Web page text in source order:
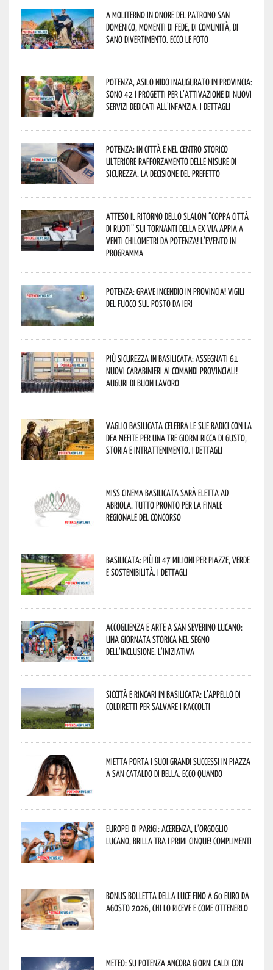
A Moliterno in onore del Patrono San
Domenico, momenti di fede, di comunità, di
sano divertimento. Ecco le foto
Potenza, asilo nido inaugurato in provincia:
sono 42 i progetti per l’attivazione di nuovi
servizi dedicati all’infanzia. I dettagli
Potenza: in città e nel centro storico
ulteriore rafforzamento delle misure di
sicurezza. La decisione del Prefetto
Atteso il ritorno dello slalom “Coppa Città
di Ruoti” sui tornanti della ex via Appia a
venti chilometri da Potenza! L’evento in
programma
Potenza: grave incendio in Provincia! Vigili
del fuoco sul posto da ieri
Più sicurezza in Basilicata: assegnati 61
nuovi Carabinieri ai Comandi provinciali!
Auguri di buon lavoro
Vaglio Basilicata celebra le sue radici con la
Dea Mefite per una tre giorni ricca di gusto,
storia e intrattenimento. I dettagli
Miss Cinema Basilicata sarà eletta ad
Abriola. Tutto pronto per la finale
regionale del concorso
Basilicata: più di 47 milioni per piazze, verde
e sostenibilità. I dettagli
Accoglienza e arte a San Severino Lucano:
una giornata storica nel segno
dell’inclusione. L’iniziativa
Siccità e rincari in Basilicata: l’appello di
Coldiretti per salvare i raccolti
Mietta porta i suoi grandi successi in piazza
a San Cataldo di Bella. Ecco quando
Europei di Parigi: Acerenza, l’orgoglio
lucano, brilla tra i primi cinque! Complimenti
Bonus bolletta della luce fino a 60 euro da
agosto 2026, chi lo riceve e come ottenerlo
Meteo: su Potenza ancora giorni caldi con